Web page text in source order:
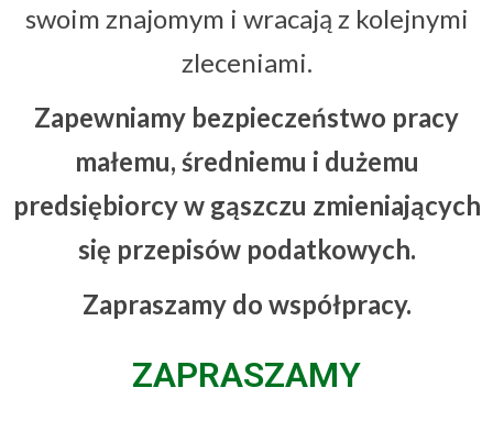
swoim znajomym i wracają z kolejnymi
zleceniami.
Zapewniamy bezpieczeństwo pracy
małemu, średniemu i dużemu
predsiębiorcy w gąszczu zmieniających
się przepisów podatkowych.
Zapraszamy do współpracy.
ZAPRASZAMY